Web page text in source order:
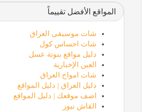
المواقع الأفضل تقييماً
شات موسيقى العراق
شات احساس كول
دليل مواقع بنوتة عسل
العين الإخبارية
شات امواج العراق
دليل العراق | دليل المواقع
اضف موقعك | دليل المواقع
القاش نيوز